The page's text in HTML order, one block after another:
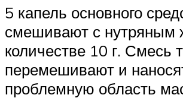
5 капель основного
смешивают с нутряным
количестве 10 г. Смесь
перемешивают и
проблемную область